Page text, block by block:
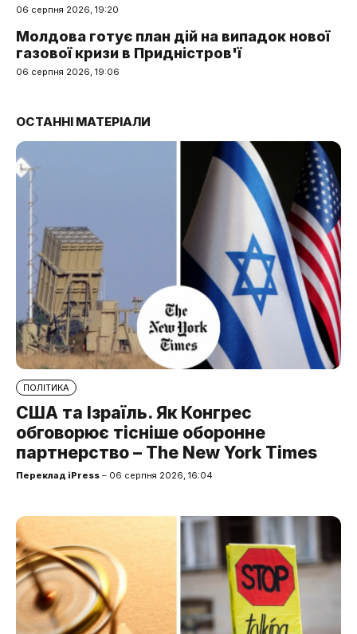
06 серпня 2026, 19:20
Молдова готує план дій на випадок нової
газової кризи в Придністров'ї
06 серпня 2026, 19:06
ОСТАННІ МАТЕРІАЛИ
ПОЛІТИКА
США та Ізраїль. Як Конгрес
обговорює тісніше оборонне
партнерство – The New York Times
Переклад iPress – 06 серпня 2026, 16:04